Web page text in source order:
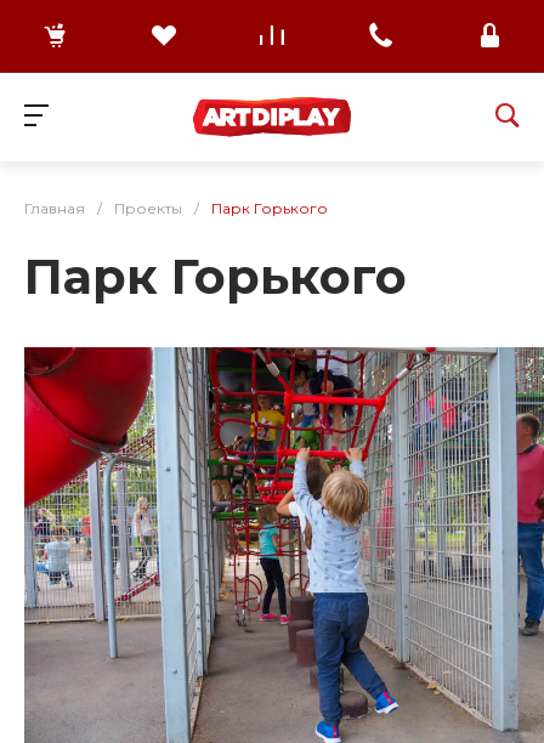
Главная / Проекты / Парк Горького
Парк Горького